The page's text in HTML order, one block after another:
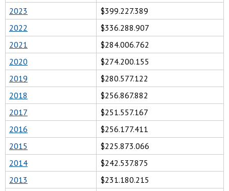
2023
$399.227.389
2022
$336.288.907
2021
$284.006.762
2020
$274.200.155
2019
$280.577.122
2018
$256.867.882
2017
$251.557.167
2016
$256.177.411
2015
$225.873.066
2014
$242.537.875
2013
$231.180.215